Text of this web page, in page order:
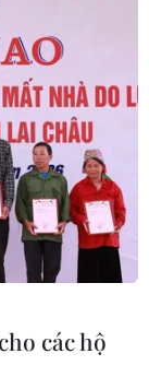
hạn ở Pháp
các hộ